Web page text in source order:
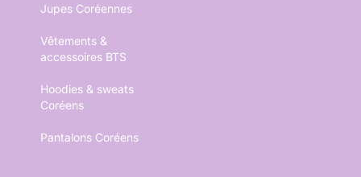
Jupes Coréennes
Vêtements &
accessoires BTS
Hoodies & sweats
Coréens
Pantalons Coréens